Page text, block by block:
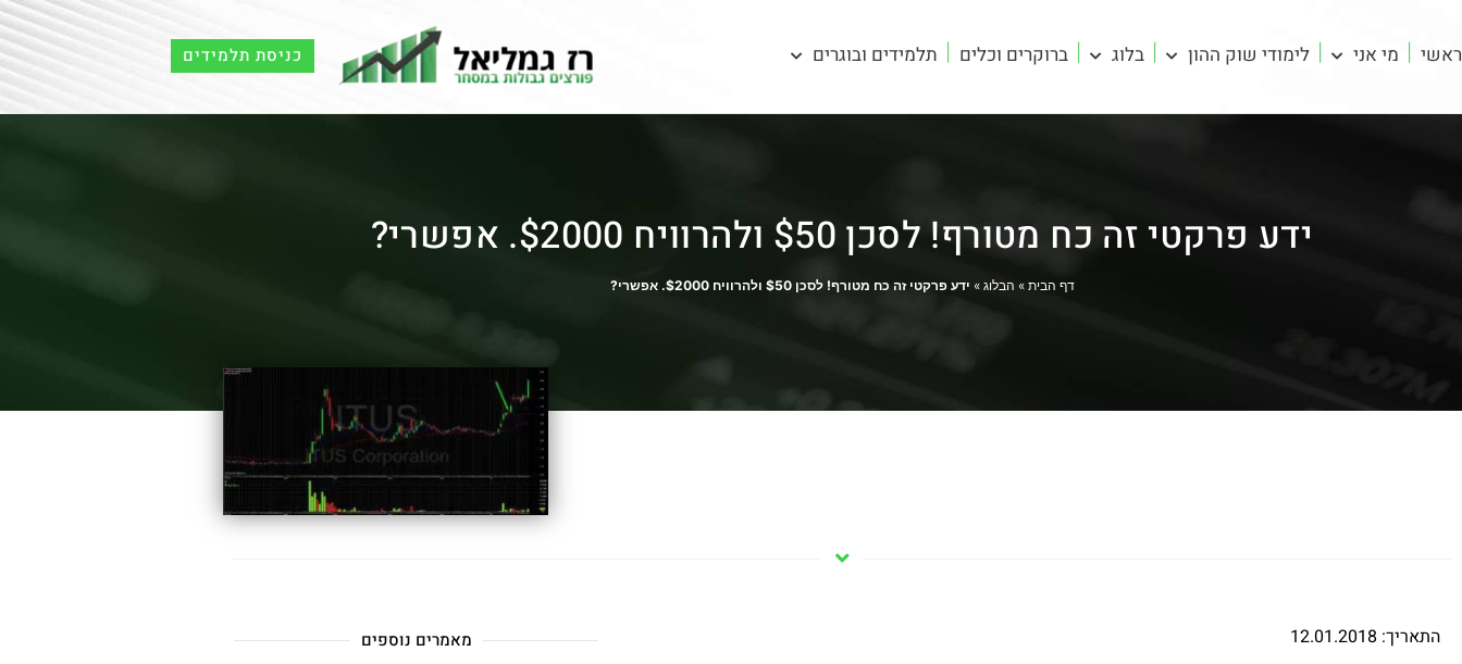
ראשי מי אני לימודי שוק ההון בלוג ברוקרים וכלים תלמידים ובוגרים כניסת תלמידים
ידע פרקטי זה כח מטורף! לסכן $50 ולהרוויח $2000. אפשרי?
דף הבית » הבלוג » ידע פרקטי זה כח מטורף! לסכן $50 ולהרוויח $2000. אפשרי?
התאריך: 12.01.2018
מאמרים נוספים